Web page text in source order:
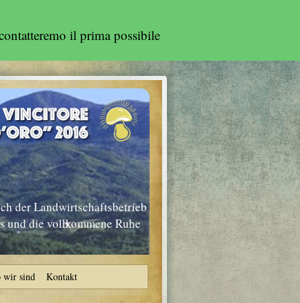
il prima possibile
der Landwirtschaftsbetrieb
und die vollkommene Ruhe
wir sind Kontakt